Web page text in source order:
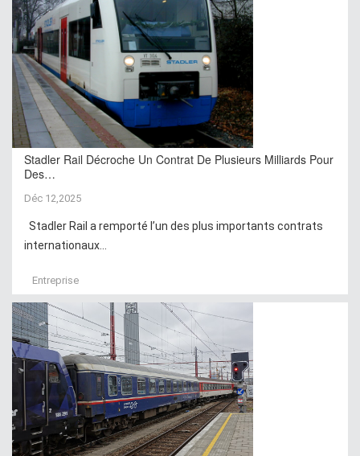
Stadler Rail Décroche Un Contrat De Plusieurs Milliards Pour
Des…
Déc 12,2025
Stadler Rail a remporté l’un des plus importants contrats
internationaux...
Entreprise